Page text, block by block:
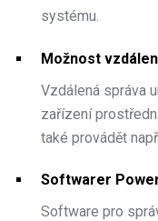
systému.
Možnost
Vzdálená správa
zařízení
také provádět
Softwarer
Software pro